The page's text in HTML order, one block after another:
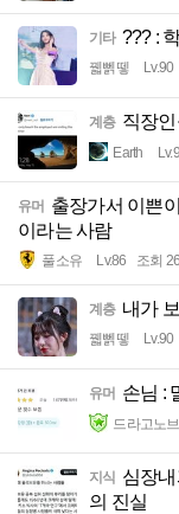
기타 ??? :
꿻뻵뗗 Lv.90
계층 직장
Earth
유머 출장가서 이쁜
이라는 사람
풀소유 Lv.86 조회
계층 내가
꿻뻵뗗 Lv.90
유머 손님 :
드라고노브
지식
심장
의 진실